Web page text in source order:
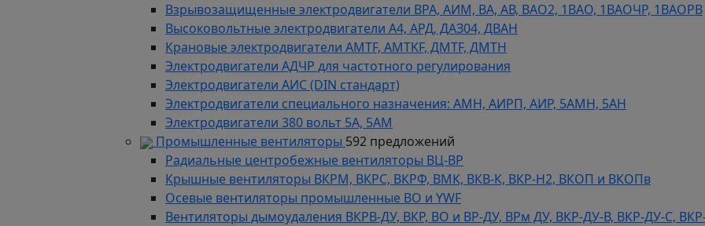
Взрывозащищенные электродвигатели ВРА, АИМ, ВА, АВ, ВАO2, 1ВАО, 1ВАОЧР, 1ВАОРВ
Высоковольтные электродвигатели A4, АРД, ДАЗ04, ДВАН
Крановые электродвигатели AMTF, AMTKF, ДMTF, ДМТН
Электродвигатели АДЧР для частотного регулирования
Электродвигатели АИС (DIN стандарт)
Электродвигатели специального назначения: АМН, АИРП, АИР, 5АМН, 5АН
Электродвигатели 380 вольт 5А, 5АМ
Промышленные вентиляторы 592 предложений
Радиальные центробежные вентиляторы ВЦ-ВР
Крышные вентиляторы ВКРМ, ВКРС, ВКРФ, ВМК, ВКВ-К, ВКР-Н2, ВКОП и ВКОПв
Осевые вентиляторы промышленные ВО и YWF
Вентиляторы дымоудаления ВКРВ-ДУ, ВКР, ВО и ВР-ДУ, ВРм ДУ, ВКР-ДУ-В, ВКР-ДУ-С,